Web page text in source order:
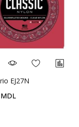
EJ27N